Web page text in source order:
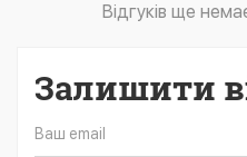
Відгуків ще
Залишити